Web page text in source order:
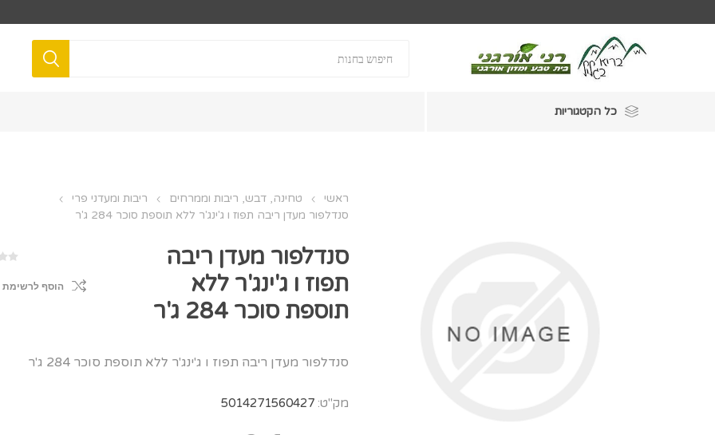
כל הקטגוריות
ראשי טחינה, דבש, ריבות וממרחים
ריבות ומעדני פרי
סנדלפור מעדן ריבה תפוז ו ג'ינג'ר ללא תוספת סוכר 284 ג'ר
סנדלפור מעדן ריבה
תפוז ו ג'ינג'ר ללא
תוספת סוכר 284 ג'ר
הוסף לרשימת
סנדלפור מעדן ריבה תפוז ו ג'ינג'ר ללא תוספת סוכר 284 ג'ר
מק"ט: 5014271560427